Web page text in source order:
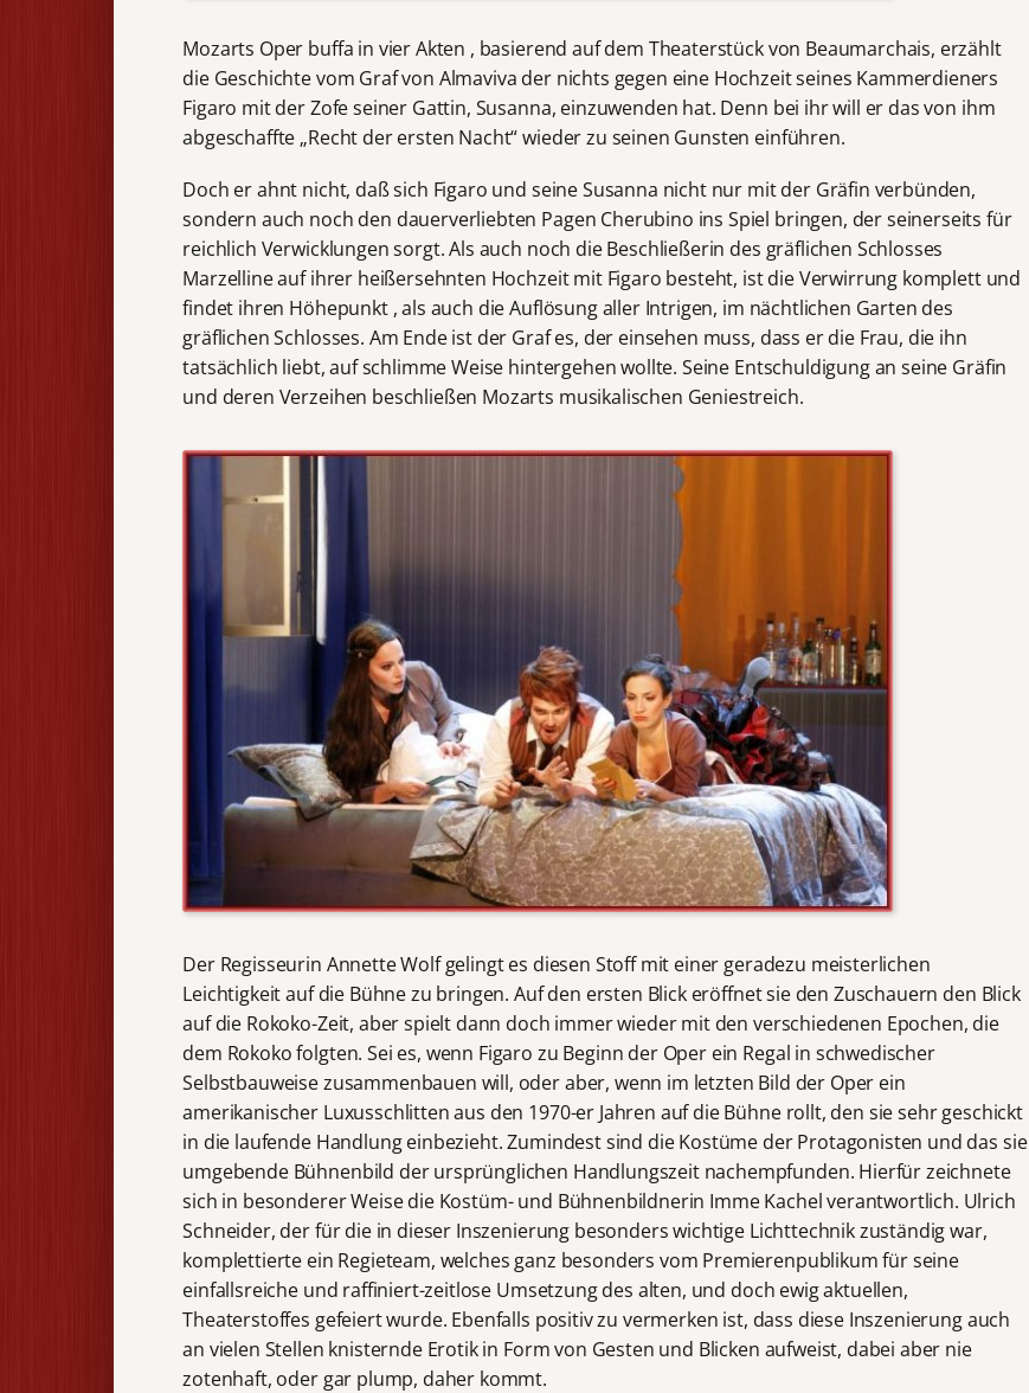
Mozarts Oper buffa in vier Akten , basierend auf dem Theaterstück von Beaumarchais, erzählt
die Geschichte vom Graf von Almaviva der nichts gegen eine Hochzeit seines Kammerdieners
Figaro mit der Zofe seiner Gattin, Susanna, einzuwenden hat. Denn bei ihr will er das von ihm
abgeschaffte „Recht der ersten Nacht“ wieder zu seinen Gunsten einführen.
Doch er ahnt nicht, daß sich Figaro und seine Susanna nicht nur mit der Gräfin verbünden,
sondern auch noch den dauerverliebten Pagen Cherubino ins Spiel bringen, der seinerseits für
reichlich Verwicklungen sorgt. Als auch noch die Beschließerin des gräflichen Schlosses
Marzelline auf ihrer heißersehnten Hochzeit mit Figaro besteht, ist die Verwirrung komplett und
findet ihren Höhepunkt , als auch die Auflösung aller Intrigen, im nächtlichen Garten des
gräflichen Schlosses. Am Ende ist der Graf es, der einsehen muss, dass er die Frau, die ihn
tatsächlich liebt, auf schlimme Weise hintergehen wollte. Seine Entschuldigung an seine Gräfin
und deren Verzeihen beschließen Mozarts musikalischen Geniestreich.
Der Regisseurin Annette Wolf gelingt es diesen Stoff mit einer geradezu meisterlichen
Leichtigkeit auf die Bühne zu bringen. Auf den ersten Blick eröffnet sie den Zuschauern den Blick
auf die Rokoko-Zeit, aber spielt dann doch immer wieder mit den verschiedenen Epochen, die
dem Rokoko folgten. Sei es, wenn Figaro zu Beginn der Oper ein Regal in schwedischer
Selbstbauweise zusammenbauen will, oder aber, wenn im letzten Bild der Oper ein
amerikanischer Luxusschlitten aus den 1970-er Jahren auf die Bühne rollt, den sie sehr geschickt
in die laufende Handlung einbezieht. Zumindest sind die Kostüme der Protagonisten und das sie
umgebende Bühnenbild der ursprünglichen Handlungszeit nachempfunden. Hierfür zeichnete
sich in besonderer Weise die Kostüm- und Bühnenbildnerin Imme Kachel verantwortlich. Ulrich
Schneider, der für die in dieser Inszenierung besonders wichtige Lichttechnik zuständig war,
komplettierte ein Regieteam, welches ganz besonders vom Premierenpublikum für seine
einfallsreiche und raffiniert-zeitlose Umsetzung des alten, und doch ewig aktuellen,
Theaterstoffes gefeiert wurde. Ebenfalls positiv zu vermerken ist, dass diese Inszenierung auch
an vielen Stellen knisternde Erotik in Form von Gesten und Blicken aufweist, dabei aber nie
zotenhaft, oder gar plump, daher kommt.